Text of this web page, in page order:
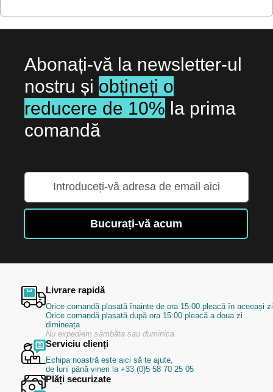
Abonați-vă la newsletter-ul
nostru și obțineți o
reducere de 10% la prima
comandă
la
noastre
Bucurați-vă acum
Livrare rapidă
Orice comandă plasată înainte de ora 15:00 pleacă în aceeași zi
Orice comandă plasată după ora 15:00 pleacă a doua zi
dimineața
Nu expediem sâmbăta sau duminica
Serviciu clienți
Echipa noastră este aici să te ajute,
de luni până vineri la +33 (0)5 58 70 25 05
Plăți securizate